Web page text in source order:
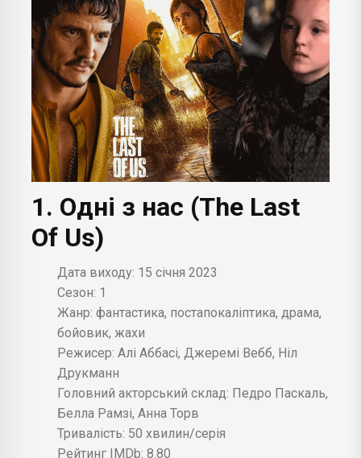
1. Одні з нас (The Last
Of Us)
Дата виходу: 15 січня 2023
Сезон: 1
Жанр: фантастика, постапокаліптика, драма,
бойовик, жахи
Режисер: Алі Аббасі, Джеремі Вебб, Ніл
Друкманн
Головний акторський склад: Педро Паскаль,
Белла Рамзі, Анна Торв
Тривалість: 50 хвилин/серія
Рейтинг IMDb: 8.80